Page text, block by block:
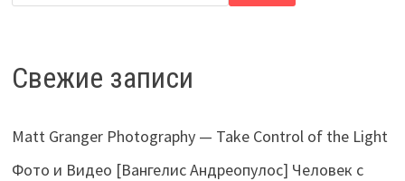
Свежие записи
Matt Granger Photography — Take Control of the Light
Фото и Видео [Вангелис Андреопулос] Человек с